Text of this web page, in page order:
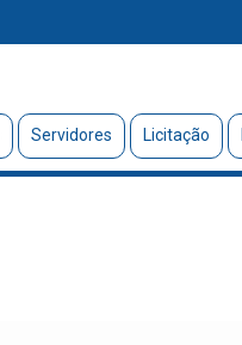
Servidores Licitação